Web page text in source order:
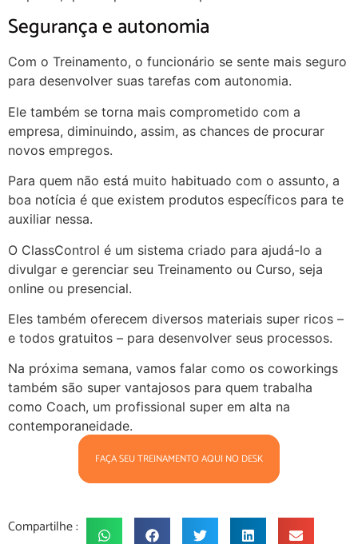
Segurança e autonomia
Com o Treinamento, o funcionário se sente mais seguro
para desenvolver suas tarefas com autonomia.
Ele também se torna mais comprometido com a
empresa, diminuindo, assim, as chances de procurar
novos empregos.
Para quem não está muito habituado com o assunto, a
boa notícia é que existem produtos específicos para te
auxiliar nessa.
O ClassControl é um sistema criado para ajudá-lo a
divulgar e gerenciar seu Treinamento ou Curso, seja
online ou presencial.
Eles também oferecem diversos materiais super ricos –
e todos gratuitos – para desenvolver seus processos.
Na próxima semana, vamos falar como os coworkings
também são super vantajosos para quem trabalha
como Coach, um profissional super em alta na
contemporaneidade.
FAÇA SEU TREINAMENTO AQUI NO DESK
Compartilhe :